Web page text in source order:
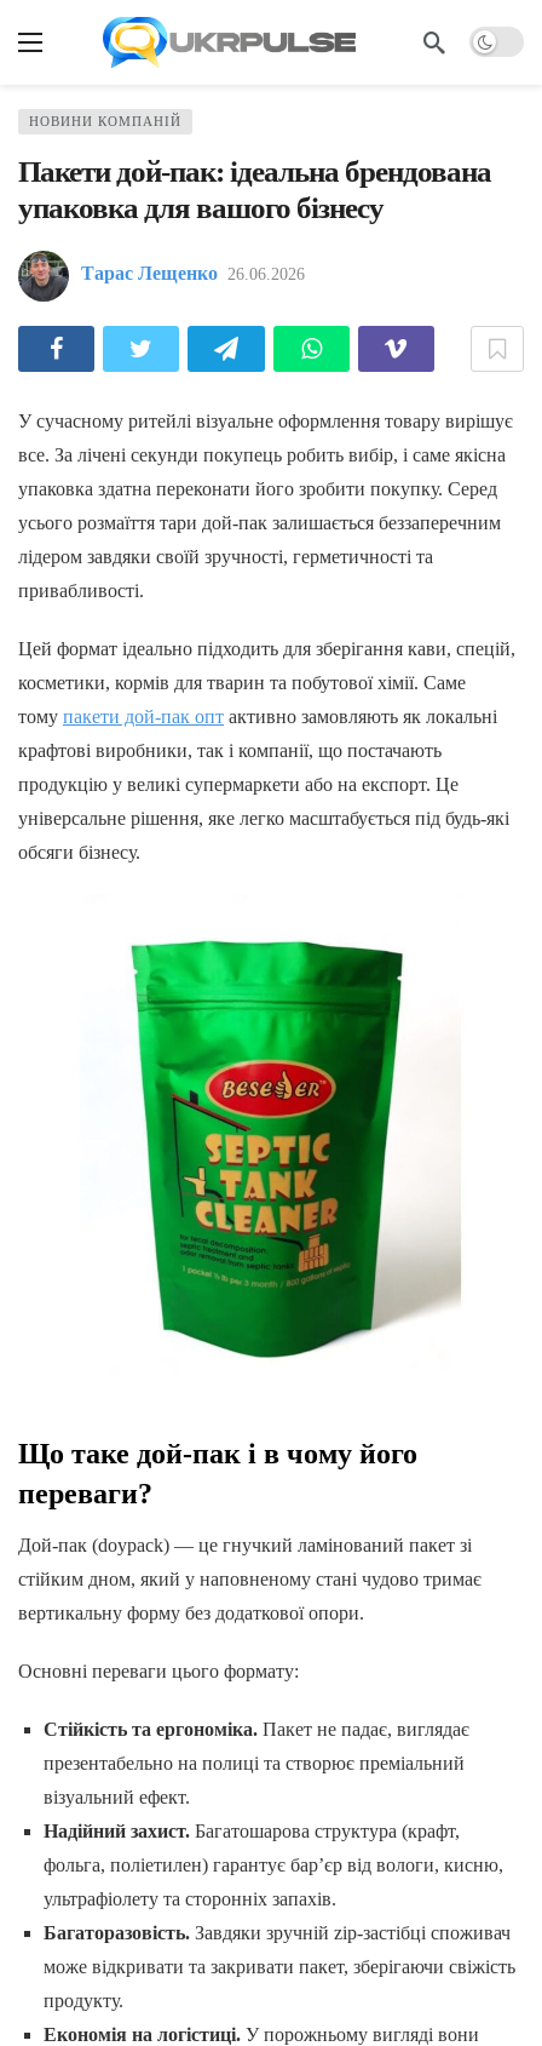
НОВИНИ КОМПАНІЙ
Пакети дой-пак: ідеальна брендована
упаковка для вашого бізнесу
Тарас Лещенко 26.06.2026
У сучасному ритейлі візуальне оформлення товару вирішує
все. За лічені секунди покупець робить вибір, і саме якісна
упаковка здатна переконати його зробити покупку. Серед
усього розмаїття тари дой-пак залишається беззаперечним
лідером завдяки своїй зручності, герметичності та
привабливості.
Цей формат ідеально підходить для зберігання кави, спецій,
косметики, кормів для тварин та побутової хімії. Саме
тому пакети дой-пак опт активно замовляють як локальні
крафтові виробники, так і компанії, що постачають
продукцію у великі супермаркети або на експорт. Це
універсальне рішення, яке легко масштабується під будь-які
обсяги бізнесу.
Що таке дой-пак і в чому його
переваги?
Дой-пак (doypack) — це гнучкий ламінований пакет зі
стійким дном, який у наповненому стані чудово тримає
вертикальну форму без додаткової опори.
Основні переваги цього формату:
Стійкість та ергономіка.Пакет не падає, виглядає
презентабельно на полиці та створює преміальний
візуальний ефект.
Надійний захист.Багатошарова структура (крафт,
фольга, поліетилен) гарантує бар’єр від вологи, кисню,
ультрафіолету та сторонніх запахів.
Багаторазовість.Завдяки зручній zip-застібці споживач
може відкривати та закривати пакет, зберігаючи свіжість
продукту.
Економія на логістиці.У порожньому вигляді вони